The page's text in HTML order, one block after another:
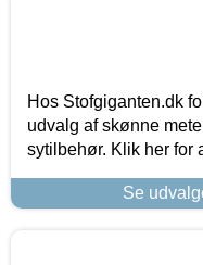
Hos Stofgiganten.dk
udvalg af skønne
sytilbehør. Klik her for
Se